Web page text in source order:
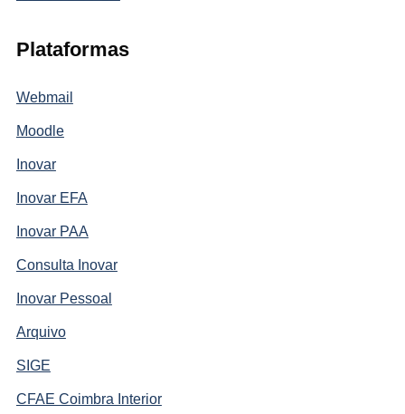
Plataformas
Webmail
Moodle
Inovar
Inovar EFA
Inovar PAA
Consulta Inovar
Inovar Pessoal
Arquivo
SIGE
CFAE Coimbra Interior